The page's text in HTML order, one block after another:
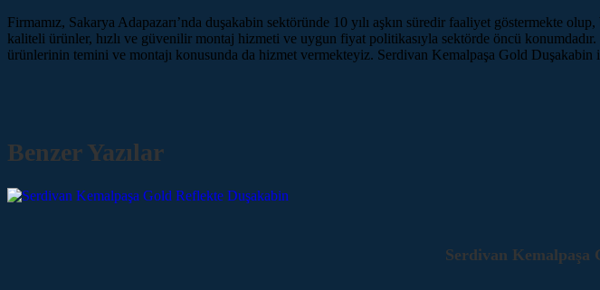
Firmamız, Sakarya Adapazarı’nda duşakabin sektöründe 10 yılı aşkın süredir faaliyet göstermekte
kaliteli ürünler, hızlı ve güvenilir montaj hizmeti ve uygun fiyat politikasıyla sektörde öncü
ürünlerinin temini ve montajı konusunda da hizmet vermekteyiz. Serdivan Kemalpaşa Gold
Benzer Yazılar
Serdivan Kemalpaşa